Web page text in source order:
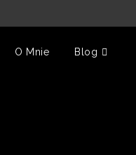
O Mnie Blog